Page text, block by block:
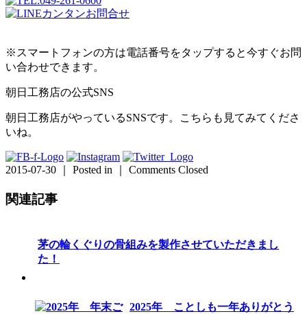
※スマートフォンの方は電話番号をタップすると今すぐお問
い合わせできます。
朝日工務店の公式SNS
朝日工務店がやっているSNSです。こちらも見てみてくださ
いね。
2015-07-30 ｜ Posted in ｜ Comments Closed
関連記事
茅の輪くぐりの骨組みを製作させていただきまし
た！
2025年 ことしも一年ありがとう